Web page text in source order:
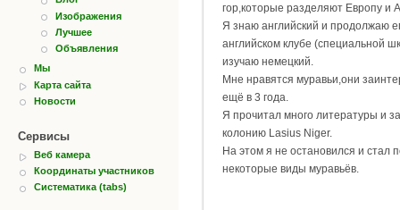
Изображения
Лучшее
Объявления
Мы
Карта сайта
Новости
Сервисы
Веб камера
Координаты участников
Систематика (tabs)
гор,которые разделяют Европу и
Я знаю английский и продолжаю
английском клубе (специальной
изучаю немецкий.
Мне нравятся муравьи,они
ещё в 3 года.
Я прочитал много литературы и
колонию Lasius Niger.
На этом я не остановился и стал
некоторые виды муравьёв.